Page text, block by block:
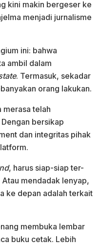
kini makin bergeser ke
menjadi jurnalisme
ini: bahwa
ambil dalam
. Termasuk, sekadar
orang lakukan.
merasa telah
bersikap
dan integritas pihak
, harus siap-siap ter-
Atau mendadak lenyap,
ke depan adalah terkait
membuka lembar
buku cetak. Lebih